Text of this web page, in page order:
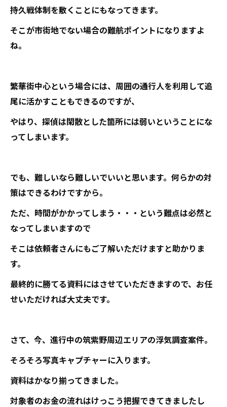
持久戦体制を敷くことにもなってきます。
そこが市街地でない場合の難航ポイントになりますよ
ね。
繁華街中心という場合には、周囲の通行人を利用して追
尾に活かすこともできるのですが、
やはり、探偵は閑散とした箇所には弱いということにな
ってしまいます。
でも、難しいなら難しいでいいと思います。何らかの対
策はできるわけですから。
ただ、時間がかかってしまう・・・という難点は必然と
なってしまいますので
そこは依頼者さんにもご了解いただけますと助かりま
す。
最終的に勝てる資料にはさせていただきますので、お任
せいただければ大丈夫です。
さて、今、進行中の筑紫野周辺エリアの浮気調査案件。
そろそろ写真キャプチャーに入ります。
資料はかなり揃ってきました。
対象者のお金の流れはけっこう把握できてきましたし